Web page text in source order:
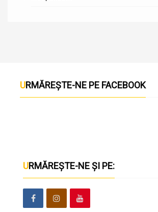
URMĂREȘTE-NE PE FACEBOOK
URMĂREȘTE-NE ȘI PE: